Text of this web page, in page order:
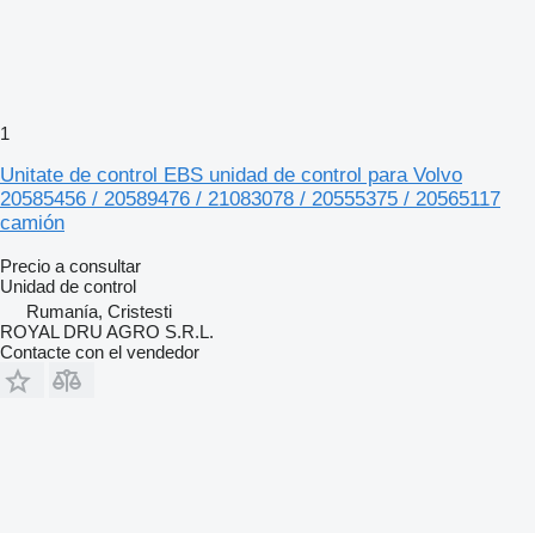
1
Unitate de control EBS unidad de control para Volvo
20585456 / 20589476 / 21083078 / 20555375 / 20565117
camión
Precio a consultar
Unidad de control
Rumanía, Cristesti
ROYAL DRU AGRO S.R.L.
Contacte con el vendedor